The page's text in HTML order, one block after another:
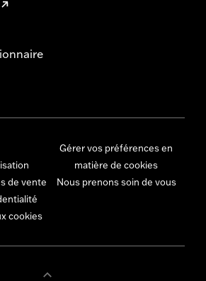
de vente
cookies
Gérer vos préférences en
matière de cookies
Nous prenons soin de vous